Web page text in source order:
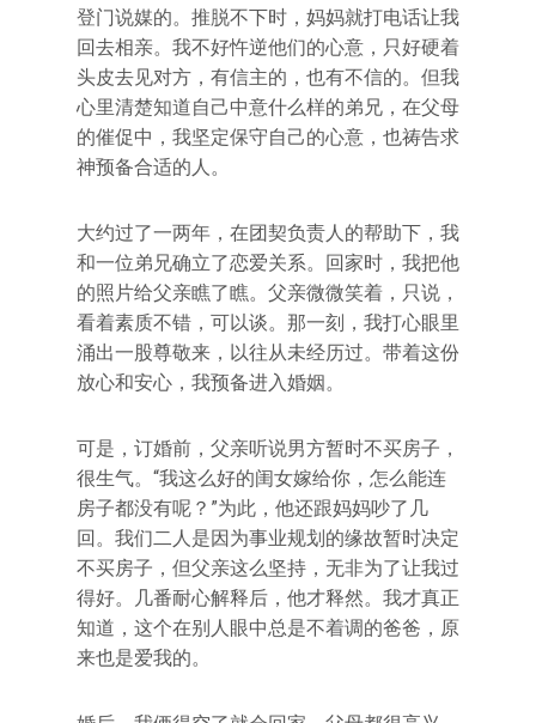
登门说媒的。推脱不下时，妈妈就打电话让我
回去相亲。我不好忤逆他们的心意，只好硬着
头皮去见对方，有信主的，也有不信的。但我
心里清楚知道自己中意什么样的弟兄，在父母
的催促中，我坚定保守自己的心意，也祷告求
神预备合适的人。
大约过了一两年，在团契负责人的帮助下，我
和一位弟兄确立了恋爱关系。回家时，我把他
的照片给父亲瞧了瞧。父亲微微笑着，只说，
看着素质不错，可以谈。那一刻，我打心眼里
涌出一股尊敬来，以往从未经历过。带着这份
放心和安心，我预备进入婚姻。
可是，订婚前，父亲听说男方暂时不买房子，
很生气。“我这么好的闺女嫁给你，怎么能连
房子都没有呢？”为此，他还跟妈妈吵了几
回。我们二人是因为事业规划的缘故暂时决定
不买房子，但父亲这么坚持，无非为了让我过
得好。几番耐心解释后，他才释然。我才真正
知道，这个在别人眼中总是不着调的爸爸，原
来也是爱我的。